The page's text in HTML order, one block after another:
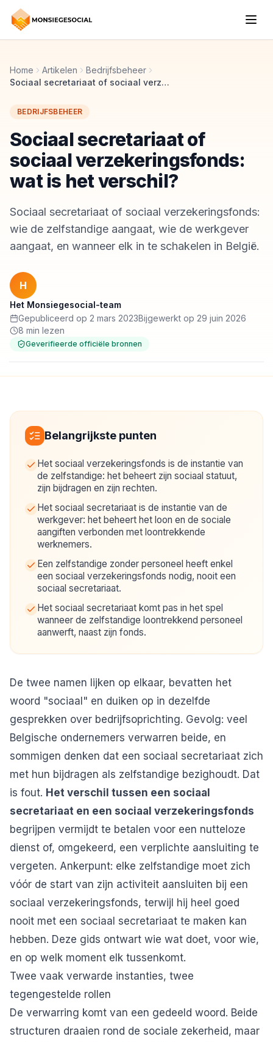
Home Artikelen
Bedrijfsbeheer
Sociaal secretariaat of sociaal verzekeringsfonds: wat is het verschil?
BEDRIJFSBEHEER
Sociaal secretariaat of
sociaal verzekeringsfonds:
wat is het verschil?
Sociaal secretariaat of sociaal verzekeringsfonds:
wie de zelfstandige aangaat, wie de werkgever
aangaat, en wanneer elk in te schakelen in België.
H
Het Monsiegesocial-team
Gepubliceerd op 2 mars 2023Bijgewerkt op 29 juin 2026
8 min lezen
Geverifieerde officiële bronnen
Belangrijkste punten
Het sociaal verzekeringsfonds is de instantie van
de zelfstandige: het beheert zijn sociaal statuut,
zijn bijdragen en zijn rechten.
Het sociaal secretariaat is de instantie van de
werkgever: het beheert het loon en de sociale
aangiften verbonden met loontrekkende
werknemers.
Een zelfstandige zonder personeel heeft enkel
een sociaal verzekeringsfonds nodig, nooit een
sociaal secretariaat.
Het sociaal secretariaat komt pas in het spel
wanneer de zelfstandige loontrekkend personeel
aanwerft, naast zijn fonds.
De twee namen lijken op elkaar, bevatten het
woord "sociaal" en duiken op in dezelfde
gesprekken over bedrijfsoprichting. Gevolg: veel
Belgische ondernemers verwarren beide, en
sommigen denken dat een sociaal secretariaat zich
met hun bijdragen als zelfstandige bezighoudt. Dat
is fout. Het verschil tussen een sociaal
secretariaat en een sociaal verzekeringsfonds
begrijpen vermijdt te betalen voor een nutteloze
dienst of, omgekeerd, een verplichte aansluiting te
vergeten. Ankerpunt: elke zelfstandige moet zich
vóór de start van zijn activiteit aansluiten bij een
sociaal verzekeringsfonds, terwijl hij heel goed
nooit met een sociaal secretariaat te maken kan
hebben. Deze gids ontwart wie wat doet, voor wie,
en op welk moment elk tussenkomt.
Twee vaak verwarde instanties, twee
tegengestelde rollen
De verwarring komt van een gedeeld woord. Beide
structuren draaien rond de sociale zekerheid, maar